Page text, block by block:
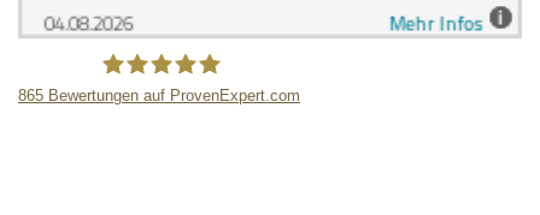
865 Bewertungen auf ProvenExpert.com